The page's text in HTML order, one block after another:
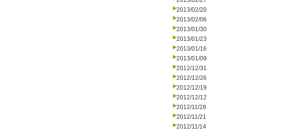
2013/02/20
2013/02/06
2013/01/30
2013/01/23
2013/01/16
2013/01/09
2012/12/31
2012/12/26
2012/12/19
2012/12/12
2012/11/28
2012/11/21
2012/11/14